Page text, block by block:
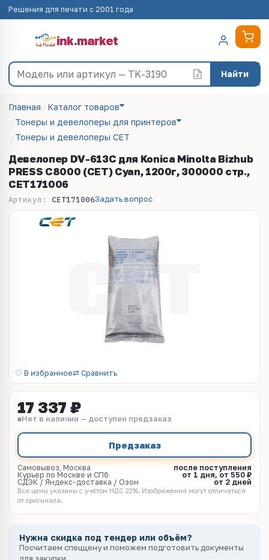
Решения для печати с 2001 года
ink.market
Найти
Главная
Каталог товаров
Тонеры и девелоперы для принтеров
Тонеры и девелоперы CET
Девелопер DV-613C для Konica Minolta Bizhub
PRESS C8000 (CET) Cyan, 1200г, 300000 стр.,
CET171006
Артикул: CET171006Задать вопрос
♡ В избранное⇄ Сравнить
17 337 ₽
Нет в наличии — доступен предзаказ
Предзаказ
Самовывоз, Москва
после поступления
Курьер по Москве и СПб
от 1 дня, от 550 ₽
СДЭК / Яндекс-доставка / Озон
от 2 дней
Все цены указаны с учётом НДС 22%. Изображения могут отличаться
от оригинала.
Нужна скидка под тендер или объём?
Посчитаем спеццену и поможем подготовить документы